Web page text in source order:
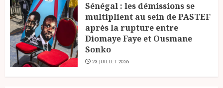
Sénégal : les démissions se
multiplient au sein de PASTEF
après la rupture entre
Diomaye Faye et Ousmane
Sonko
23 JUILLET 2026